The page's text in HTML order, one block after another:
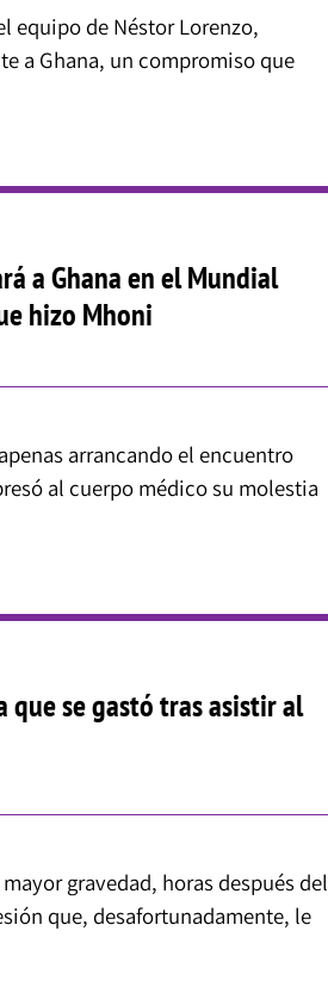
equipo de Néstor Lorenzo,
a Ghana, un compromiso que
a Ghana en el Mundial
hizo Mhoni
arrancando el encuentro
al cuerpo médico su molestia
que se gastó tras asistir al
gravedad, horas después del
que, desafortunadamente, le